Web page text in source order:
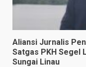
Aliansi Jurnalis
Satgas PKH Segel
Sungai Linau